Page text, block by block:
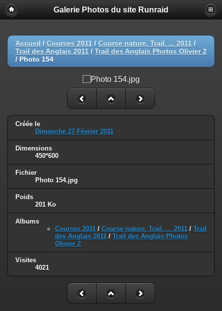
Galerie Photos du site Runraid
Accueil / Courses 2011 / Course nature, Trail, ... 2011 /
Trail des Anglais 2011 / Trail des Anglais Photos Olivier 2
/ Photo 154
Créée le
Dimanche 27 Février 2011
Dimensions
450*600
Fichier
Photo 154.jpg
Poids
201 Ko
Albums
Courses 2011 / Course nature, Trail, ... 2011 / Trail
des Anglais 2011 / Trail des Anglais Photos
Olivier 2
Visites
4021